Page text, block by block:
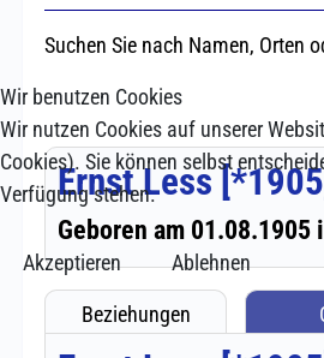
Wir benutzen Cookies
Wir nutzen Cookies auf unserer
Cookies). Sie können selbst
Verfügung stehen.
Akzeptieren
Ablehnen